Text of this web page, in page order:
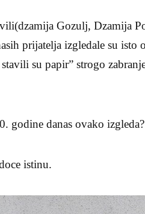
Gozulj, Dzamija
prijatelja izgledale su
su papir” strogo
godine danas ovako
istinu.